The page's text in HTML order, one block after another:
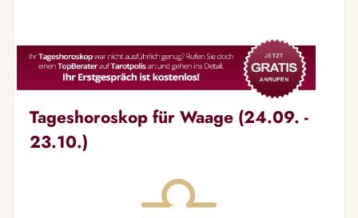
Tageshoroskop für Waage (24.09. -
23.10.)